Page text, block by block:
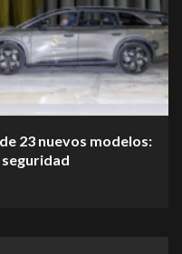
23 nuevos modelos: